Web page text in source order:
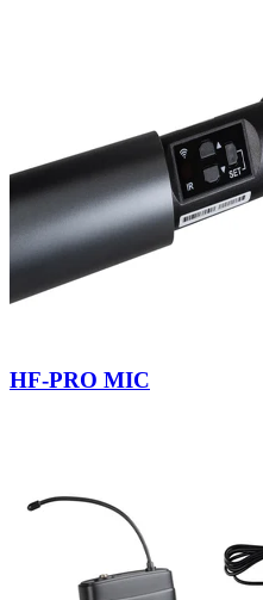
HF-PRO MIC